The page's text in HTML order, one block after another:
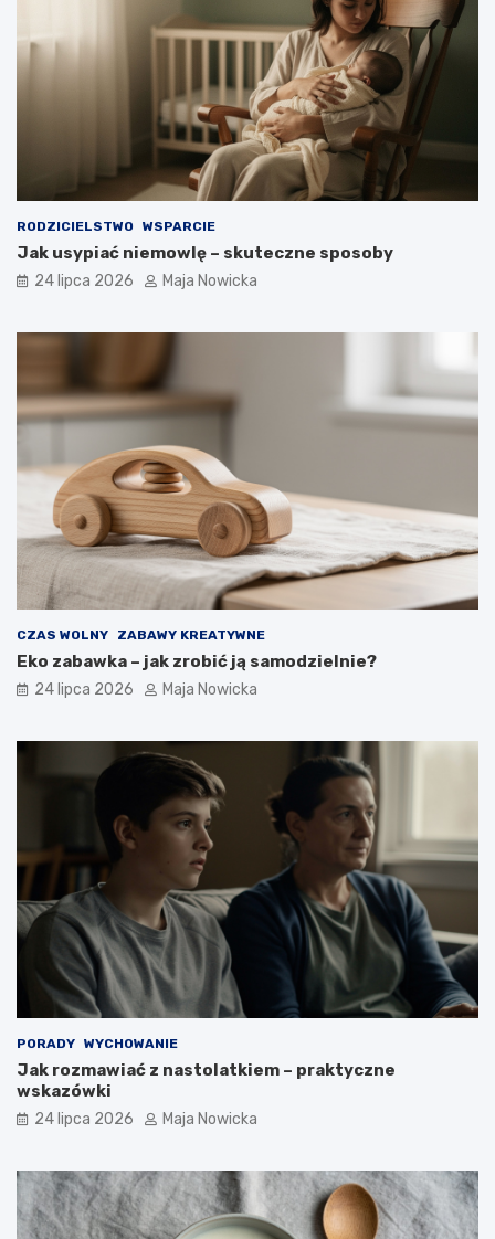
RODZICIELSTWO WSPARCIE
Jak usypiać niemowlę – skuteczne sposoby
24 lipca 2026 Maja Nowicka
CZAS WOLNY ZABAWY KREATYWNE
Eko zabawka – jak zrobić ją samodzielnie?
24 lipca 2026 Maja Nowicka
PORADY WYCHOWANIE
Jak rozmawiać z nastolatkiem – praktyczne
wskazówki
24 lipca 2026 Maja Nowicka